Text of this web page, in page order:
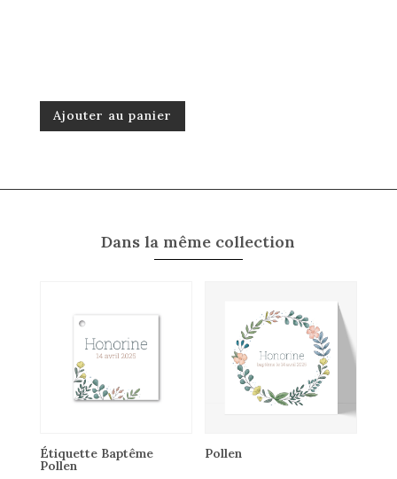
Ajouter au panier
Dans la même collection
Étiquette Baptême
Pollen
Pollen